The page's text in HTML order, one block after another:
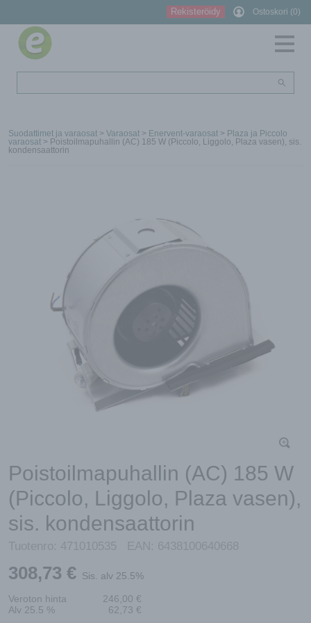
Rekisteröidy Ostoskori (0)
Suodattimet ja varaosat > Varaosat > Enervent-varaosat > Plaza ja Piccolo
varaosat > Poistoilmapuhallin (AC) 185 W (Piccolo, Liggolo, Plaza vasen), sis.
kondensaattorin
Poistoilmapuhallin (AC) 185 W
(Piccolo, Liggolo, Plaza vasen),
sis. kondensaattorin
Tuotenro: 471010535 EAN: 6438100640668
308,73 € Sis. alv 25.5%
Veroton hinta 246,00 €
Alv 25.5 %
62,73 €